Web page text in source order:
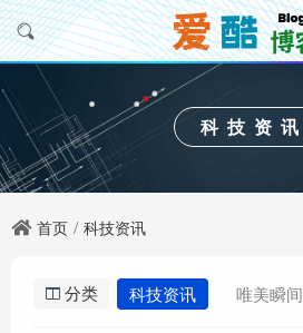
科技资讯
首页 科技资讯
分类 科技资讯 唯美瞬间